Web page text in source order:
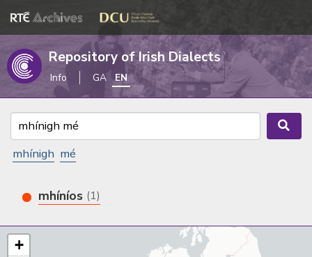
Repository of Irish Dialects
Info GA EN
mhínigh mé
mhíníos (1)
+